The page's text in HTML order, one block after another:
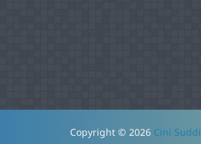
Copyright © 2026 Cini Suddi